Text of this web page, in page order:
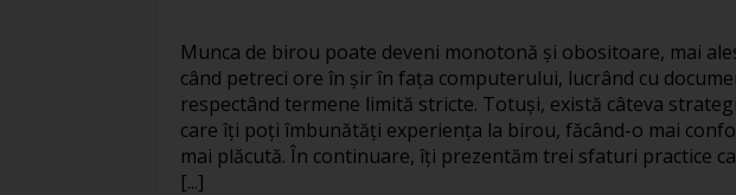
Munca de birou poate deveni monotonă și obositoare, mai
când petreci ore în șir în fața computerului, lucrând cu
respectând termene limită stricte. Totuși, există câteva
care îți poți îmbunătăți experiența la birou, făcând-o mai
mai plăcută. În continuare, îți prezentăm trei sfaturi practice
[...]